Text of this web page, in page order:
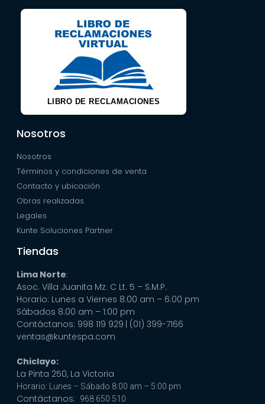
LIBRO DE RECLAMACIONES
Nosotros
Nosotros
Términos y condiciones de venta
Contacto y ubicación
Obras realizadas
Legales
Kunte Soluciones Partner
Tiendas
Lima Norte:
Asoc. Villa Juanita Mz. C Lt. 5 – S.M.P.
Horario: Lunes a Viernes 8:00 am – 6:00 pm
Sábados 8:00 am – 1:00 pm
Contáctanos: 998 119 929 | (01) 399-7166
ventas@kuntespa.com
Chiclayo:
La Pinta 250, La Victoria
Horario: Lunes – Sábado 8:00 am – 5:00 pm
Contáctanos: 968 650 510